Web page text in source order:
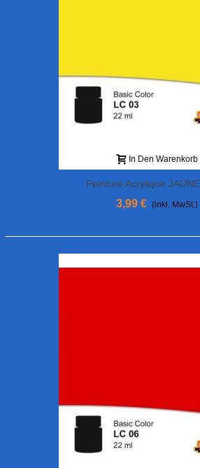
In Den Warenkorb
Peinture Acrylique
3,99 € (inkl. MwSt.)